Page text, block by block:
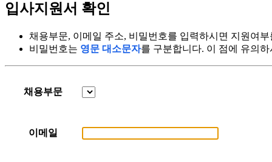
입사지원서 확인
채용부문, 이메일 주소, 비밀번호를 입력하시면 지원여
비밀번호는 영문 대소문자를 구분합니다. 이 점에 유의
채용부문
이메일